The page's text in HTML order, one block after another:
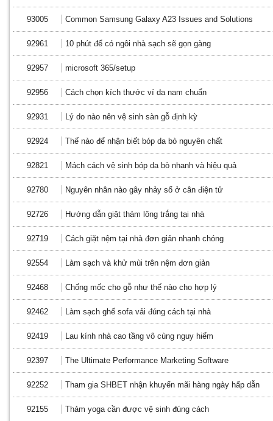
93005 Common Samsung Galaxy A23 Issues and Solutions
92961 10 phút để có ngôi nhà sạch sẽ gọn gàng
92957 microsoft 365/setup
92956 Cách chọn kích thước ví da nam chuẩn
92931 Lý do nào nên vệ sinh sàn gỗ định kỳ
92924 Thế nào để nhận biết bóp da bò nguyên chất
92821 Mách cách vệ sinh bóp da bò nhanh và hiệu quả
92780 Nguyên nhân nào gây nhảy số ở cân điện tử
92726 Hướng dẫn giặt thảm lông trắng tại nhà
92719 Cách giặt nệm tại nhà đơn giản nhanh chóng
92554 Làm sạch và khử mùi trên nệm đơn giản
92468 Chống mốc cho gỗ như thế nào cho hợp lý
92462 Làm sạch ghế sofa vải đúng cách tại nhà
92419 Lau kính nhà cao tầng vô cùng nguy hiểm
92397 The Ultimate Performance Marketing Software
92252 Tham gia SHBET nhận khuyến mãi hàng ngày hấp dẫn
92155 Thảm yoga cần được vệ sinh đúng cách